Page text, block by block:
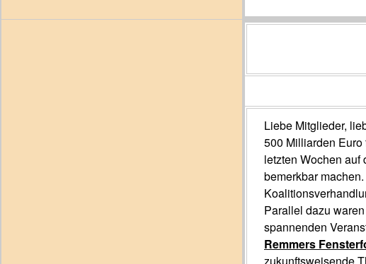
Liebe Mitglieder,
500 Milliarden Euro
letzten Wochen auf
bemerkbar
Parallel dazu
spannenden
Remmers